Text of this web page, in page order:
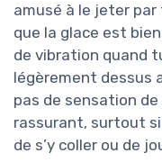
amusé à le jeter
que la glace est
de vibration quand
légèrement dessus
pas de sensation
rassurant, surtout
de s’y coller ou de